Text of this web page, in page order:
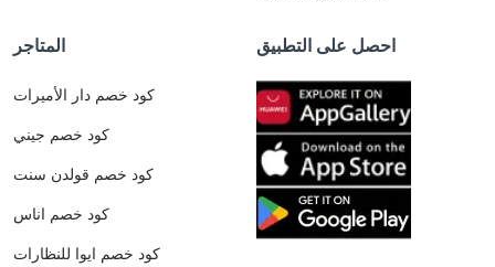
المتاجر
كود خصم دار الأميرات
كود خصم جيني
كود خصم قولدن سنت
كود خصم اناس
كود خصم ايوا للنظارات
احصل على التطبيق